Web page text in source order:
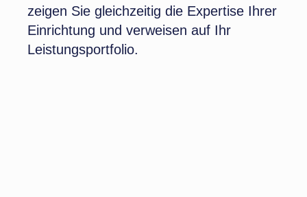
zeigen Sie gleichzeitig die Expertise Ihrer
Einrichtung und verweisen auf Ihr
Leistungsportfolio.